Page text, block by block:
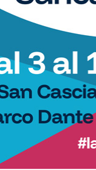
laziale e una umbra
il Grassina fa festa e
dopo 5 anni